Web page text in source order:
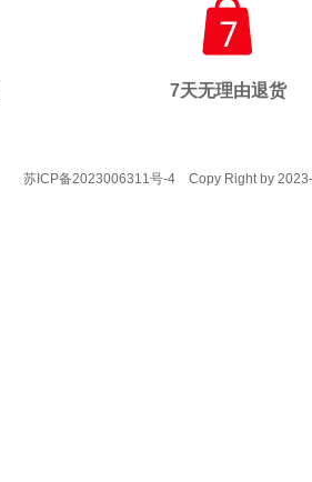
7天无理由退货
苏ICP备2023006311号-4Copy Right by 2023-